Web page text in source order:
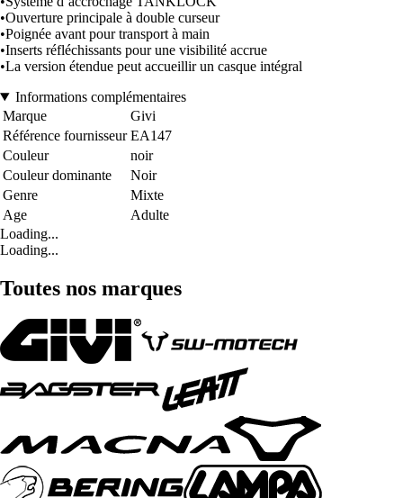
•Ouverture principale à double curseur
•Poignée avant pour transport à main
•Inserts réfléchissants pour une visibilité accrue
•La version étendue peut accueillir un casque intégral
Informations complémentaires
Marque
Givi
Référence fournisseur EA147
Couleur
noir
Couleur dominante
Noir
Genre
Mixte
Age
Adulte
Loading...
Loading...
Toutes nos marques